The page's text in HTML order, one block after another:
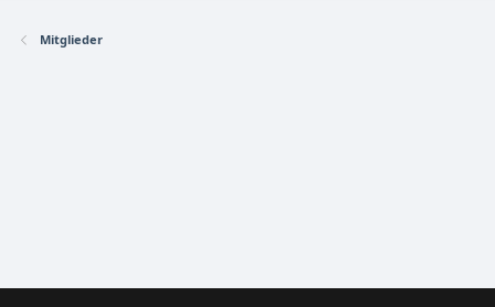
Mitglieder